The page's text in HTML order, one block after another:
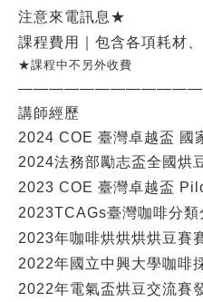
注意來電訊息★
課程費用｜包含各項耗材
★課程中不另外收費
講師經歷
2024 COE 臺灣卓越盃 國
2024法務部勵志盃全國烘
2023 COE 臺灣卓越盃
2023TCAGs臺灣咖啡分
2023年咖啡烘烘烘烘豆賽
2022年國立中興大學咖啡
2022年電氣盃烘豆交流賽